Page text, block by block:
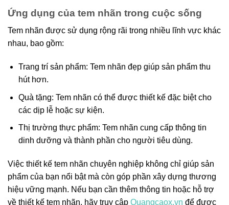
Ứng dụng của tem nhãn trong cuộc sống
Tem nhãn được sử dụng rộng rãi trong nhiều lĩnh vực khác
nhau, bao gồm:
Trang trí sản phẩm: Tem nhãn đẹp giúp sản phẩm thu
hút hơn.
Quà tặng: Tem nhãn có thể được thiết kế đặc biệt cho
các dịp lễ hoặc sự kiện.
Thị trường thực phẩm: Tem nhãn cung cấp thông tin
dinh dưỡng và thành phần cho người tiêu dùng.
Việc thiết kế tem nhãn chuyên nghiệp không chỉ giúp sản
phẩm của bạn nổi bật mà còn góp phần xây dựng thương
hiệu vững mạnh. Nếu bạn cần thêm thông tin hoặc hỗ trợ
về thiết kế tem nhãn, hãy truy cập Quangcaox.vn để được